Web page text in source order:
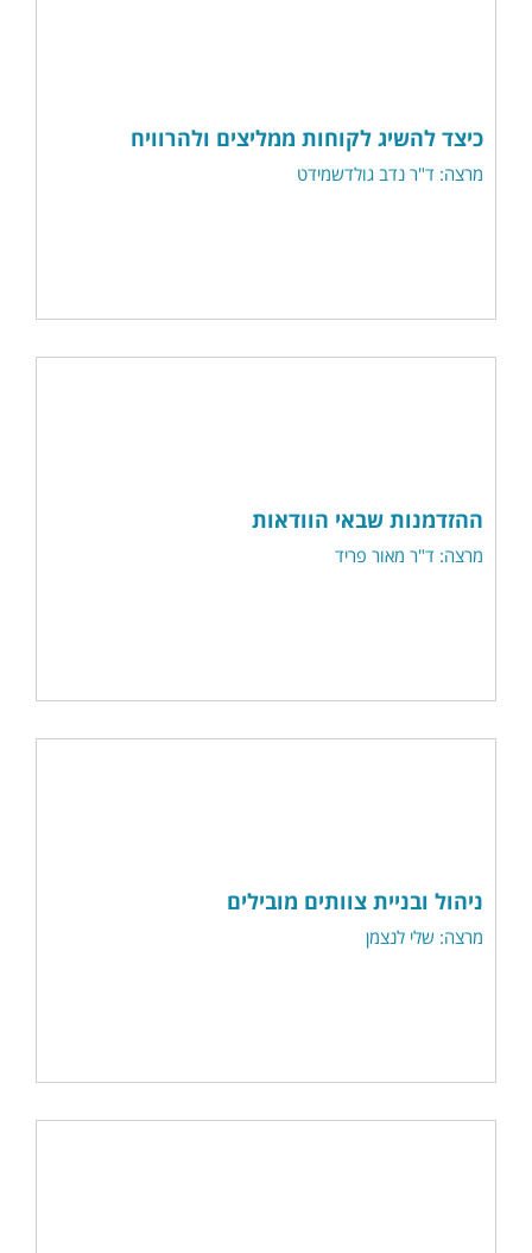
כיצד להשיג לקוחות ממליצים ולהרוויח
מרצה: ד"ר נדב גולדשמידט
ההזדמנות שבאי הוודאות
מרצה: ד"ר מאור פריד
ניהול ובניית צוותים מובילים
מרצה: שלי לנצמן